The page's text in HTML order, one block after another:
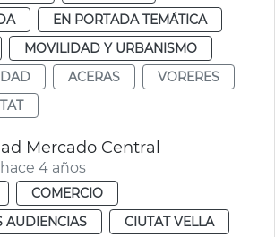
EN PORTADA TEMÁTICA
MOVILIDAD Y URBANISMO
ACERAS
VORERES
Mercado Central
4 años
COMERCIO
AUDIENCIAS
CIUTAT VELLA